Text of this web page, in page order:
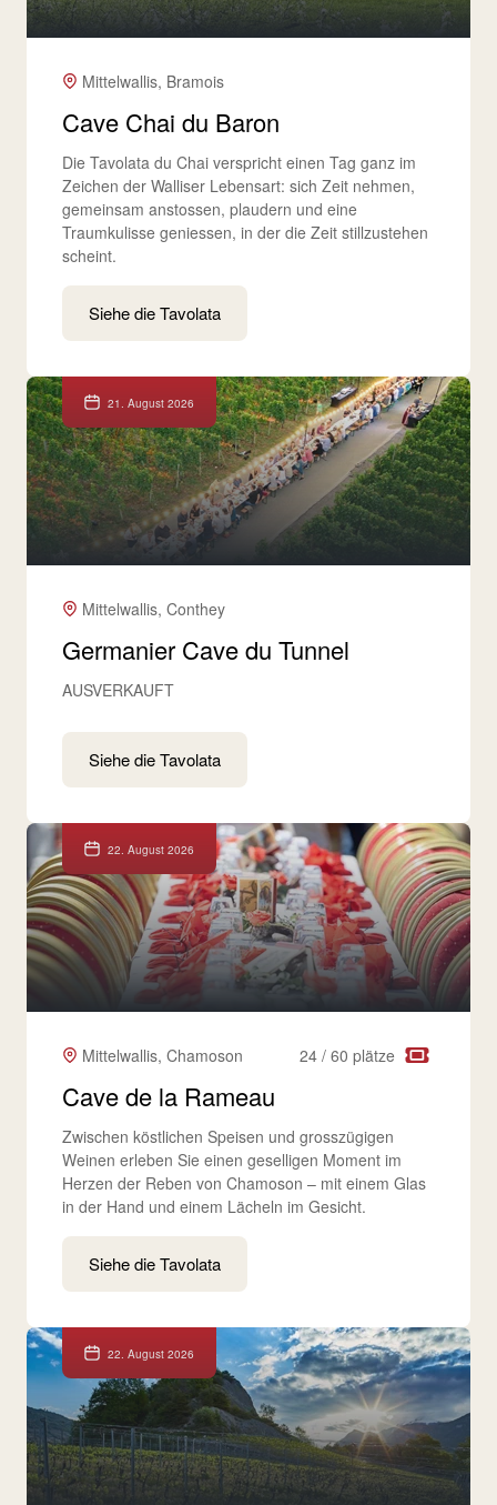
Mittelwallis, Bramois
Cave Chai du Baron
Die Tavolata du Chai verspricht einen Tag ganz im
Zeichen der Walliser Lebensart: sich Zeit nehmen,
gemeinsam anstossen, plaudern und eine
Traumkulisse geniessen, in der die Zeit stillzustehen
scheint.
Siehe die Tavolata
21. August 2026
Mittelwallis, Conthey
Germanier Cave du Tunnel
AUSVERKAUFT
Siehe die Tavolata
22. August 2026
Mittelwallis, Chamoson 24 / 60 plätze
Cave de la Rameau
Zwischen köstlichen Speisen und grosszügigen
Weinen erleben Sie einen geselligen Moment im
Herzen der Reben von Chamoson – mit einem Glas
in der Hand und einem Lächeln im Gesicht.
Siehe die Tavolata
22. August 2026